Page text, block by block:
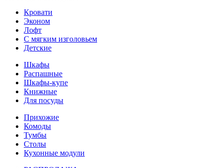
Кровати
Эконом
Лофт
С мягким изголовьем
Детские
Шкафы
Распашные
Шкафы-купе
Книжные
Для посуды
Прихожие
Комоды
Тумбы
Столы
Кухонные модули